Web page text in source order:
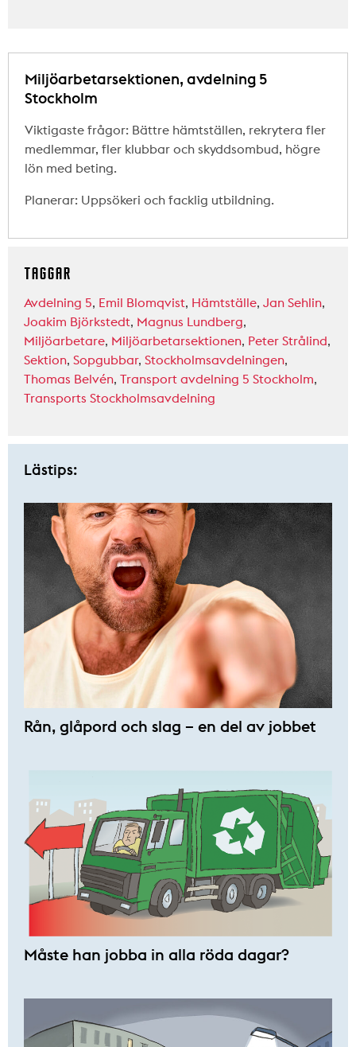
Miljöarbetarsektionen, avdelning 5
Stockholm
Viktigaste frågor: Bättre hämtställen, rekrytera fler
medlemmar, fler klubbar och skyddsombud, högre
lön med beting.
Planerar: Uppsökeri och facklig utbildning.
TAGGAR
Avdelning 5, Emil Blomqvist, Hämtställe, Jan Sehlin,
Joakim Björkstedt, Magnus Lundberg,
Miljöarbetare, Miljöarbetarsektionen, Peter Strålind,
Sektion, Sopgubbar, Stockholmsavdelningen,
Thomas Belvén, Transport avdelning 5 Stockholm,
Transports Stockholmsavdelning
Lästips:
Rån, glåpord och slag – en del av jobbet
Måste han jobba in alla röda dagar?